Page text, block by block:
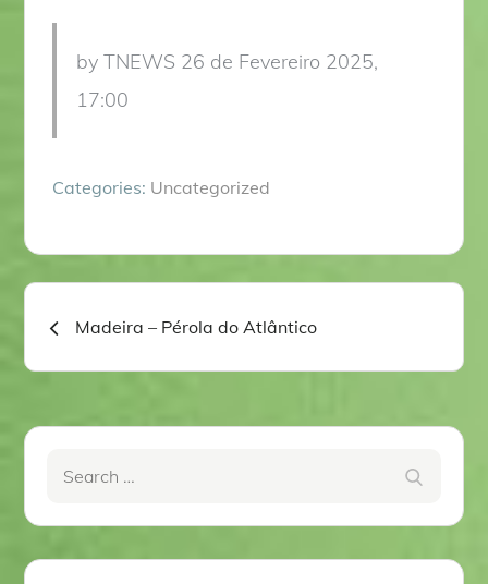
by TNEWS 26 de Fevereiro 2025,
17:00
Categories: Uncategorized
Navegação
de
artigos
Madeira – Pérola do Atlântico